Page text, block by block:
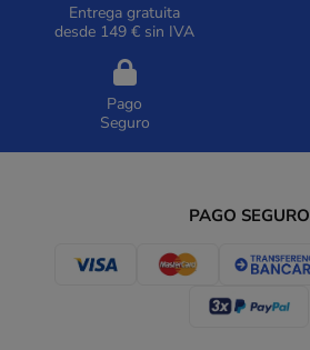
Entrega gratuita
desde 149 € sin IVA
Pago
Seguro
PAGO SEGURO